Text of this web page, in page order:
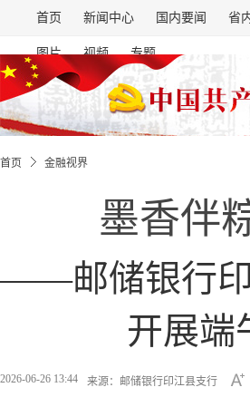
首页 新闻中心 国内要闻 省
图片 视频 专题
首页 金融视界
墨香伴
——邮储银行印
开展端
2026-06-26 13:44 来源：邮储银行印江县支行